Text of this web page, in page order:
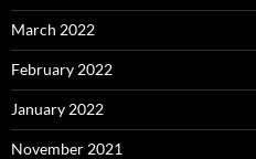
March 2022
February 2022
January 2022
November 2021